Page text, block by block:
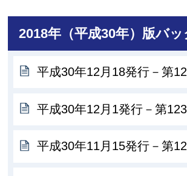
2018年（平成30年）版バ
平成30年12月18発行－第
平成30年12月1発行－第
平成30年11月15発行－第